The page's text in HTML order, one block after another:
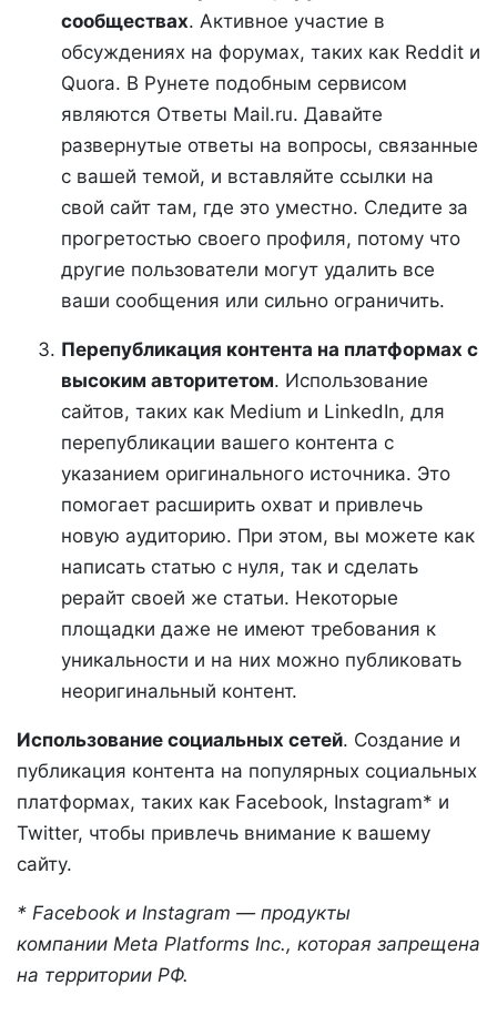
сообществах. Активное участие в
обсуждениях на форумах, таких как Reddit и
Quora. В Рунете подобным сервисом
являются Ответы Mail.ru. Давайте
развернутые ответы на вопросы, связанные
с вашей темой, и вставляйте ссылки на
свой сайт там, где это уместно. Следите за
прогретостью своего профиля, потому что
другие пользователи могут удалить все
ваши сообщения или сильно ограничить.
Перепубликация контента на платформах с
высоким авторитетом. Использование
сайтов, таких как Medium и LinkedIn, для
перепубликации вашего контента с
указанием оригинального источника. Это
помогает расширить охват и привлечь
новую аудиторию. При этом, вы можете как
написать статью с нуля, так и сделать
рерайт своей же статьи. Некоторые
площадки даже не имеют требования к
уникальности и на них можно публиковать
неоригинальный контент.
Использование социальных сетей. Создание и
публикация контента на популярных социальных
платформах, таких как Facebook, Instagram* и
Twitter, чтобы привлечь внимание к вашему
сайту.
* Facebook и Instagram — продукты
компании Meta Platforms Inc., которая запрещена
на территории РФ.